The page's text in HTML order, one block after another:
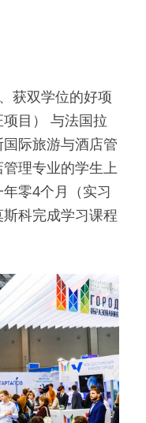
获双学位的好项
目） 与法国拉
际旅游与酒店管
理专业的学生上
零4个月（实习
科完成学习课程